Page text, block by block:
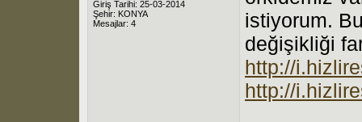
Giriş Tarihi: 25-03-2014
Şehir: KONYA
Mesajlar: 4
istiyorum.
değişikliği
http://
http://